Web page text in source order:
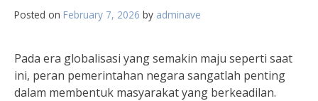
Posted on February 7, 2026 by adminave
Pada era globalisasi yang semakin maju seperti saat
ini, peran pemerintahan negara sangatlah penting
dalam membentuk masyarakat yang berkeadilan.